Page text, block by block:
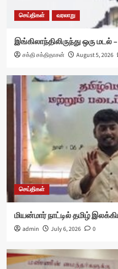
செய்திகள் வரலாறு
இங்கிலாந்திலிருந்து ஒரு மடல் –
சக்தி சக்திதாசன் August 5, 2026
செய்திகள்
மியன்மார் நாட்டில் தமிழ்
admin July 6, 2026 0